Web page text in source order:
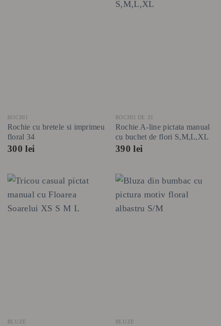
ROCHII
Rochie cu bretele si imprimeu
floral 34
300lei
ROCHII DE ZI
Rochie A-line pictata manual
cu buchet de flori S,M,L,XL
390lei
BLUZE BLUZE